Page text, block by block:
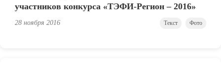
участников конкурса «ТЭФИ-Регион – 2016»
28 ноября 2016 Текст Фото